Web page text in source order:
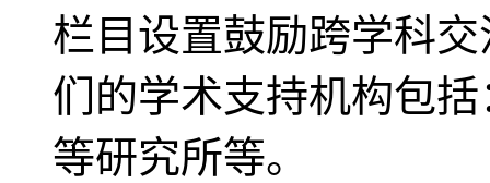
栏目设置鼓励跨学科
们的学术支持机构包
等研究所等。